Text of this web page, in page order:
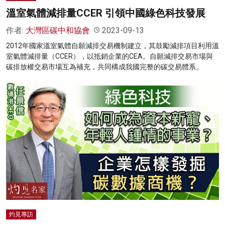
溫室氣體減排量CCER 引領中國綠色科技發展
作者: 大灣區碳中和協會 2023-09-13
2012年國家溫室氣體自願減排交易機制建立，其鼓勵減排項目利用溫
室氣體減排量（CCER），以抵銷企業的CEA。自願減排交易市場與
碳排放權交易市場互為補充，共同構成我國完整的碳交易體系。
灼見專訪